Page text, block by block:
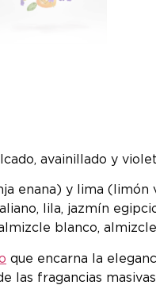
avainillado y
enana) y lima (limón
lila, jazmín
blanco,
que encarna la
las fragancias